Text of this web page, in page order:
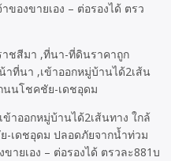
องขายเอง – ต่อรองได้ ตรว
าออกหมู่บ้านได้2เส้นทาง ใกล้
-เดชอุดม ปลอดภัยจากน้ำท่วม
ายเอง – ต่อรองได้ ตรวละ881บ